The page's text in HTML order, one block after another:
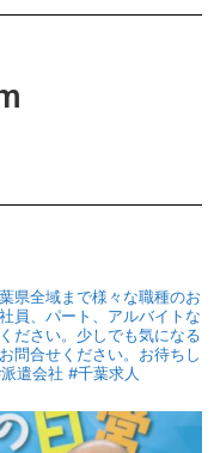
県全域まで様々な職種のお
員、パート、アルバイトな
ださい。少しでも気になる
問合せください。お待ちし
遣会社 #千葉求人